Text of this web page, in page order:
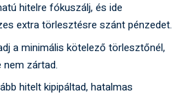
hitelre fókuszálj, és ide
extra törlesztésre szánt pénzedet.
a minimális kötelező törlesztőnél,
nem zártad.
hitelt kipipáltad, hatalmas